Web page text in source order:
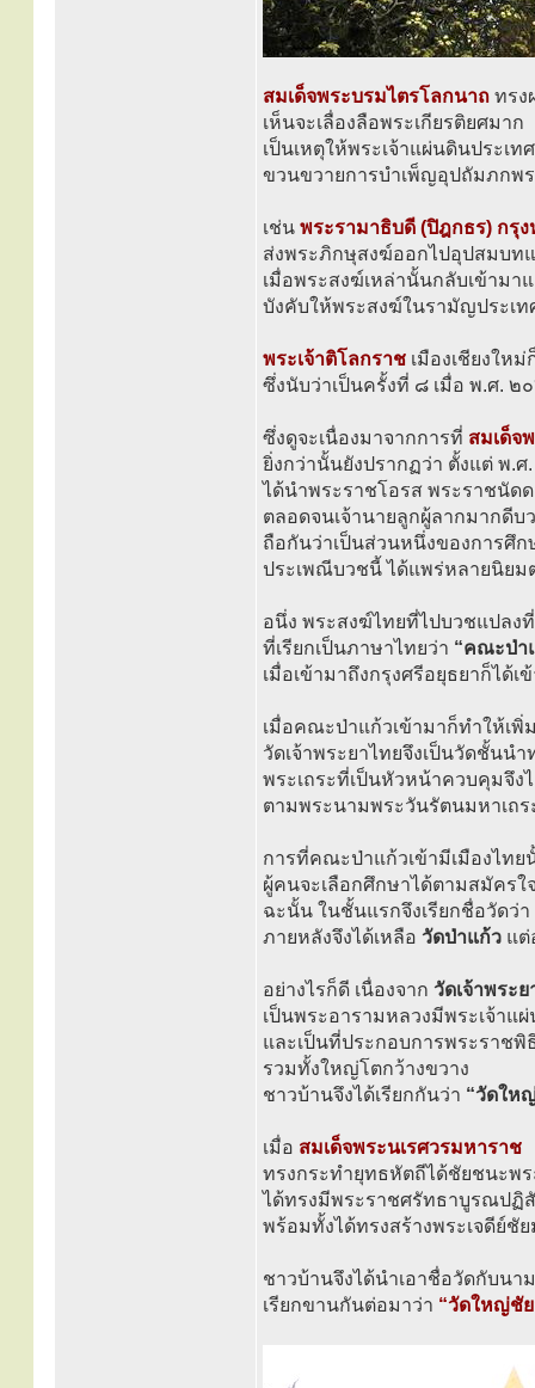
สมเด็จพระบรมไตรโลกนาถ ทรง
เห็นจะเลื่องลือพระเกียรติยศมาก
เป็นเหตุให้พระเจ้าแผ่นดินประเท
ขวนขวายการบำเพ็ญอุปถัมภกพร
เช่น พระรามาธิบดี (ปิฎกธร) กรุง
ส่งพระภิกษุสงฆ์ออกไปอุปสมบท
เมื่อพระสงฆ์เหล่านั้นกลับเข้ามา
บังคับให้พระสงฆ์ในรามัญประเ
พระเจ้าติโลกราช เมืองเชียงให
ซึ่งนับว่าเป็นครั้งที่ ๘ เมื่อ พ.ศ. ๒
ซึ่งดูจะเนื่องมาจากการที่ สมเด็จ
ยิ่งกว่านั้นยังปรากฏว่า ตั้งแต่ พ.
ได้นำพระราชโอรส พระราชนัด
ตลอดจนเจ้านายลูกผู้ลากมากดี
ถือกันว่าเป็นส่วนหนึ่งของการศึก
ประเพณีบวชนี้ ได้แพร่หลายนิย
อนึ่ง พระสงฆ์ไทยที่ไปบวชแปลง
ที่เรียกเป็นภาษาไทยว่า “คณะป่า
เมื่อเข้ามาถึงกรุงศรีอยุธยาก็ได้
เมื่อคณะป่าแก้วเข้ามาก็ทำให้เ
วัดเจ้าพระยาไทยจึงเป็นวัดชั้นน
พระเถระที่เป็นหัวหน้าควบคุมจึง
ตามพระนามพระวันรัตนมหาเถร
การที่คณะป่าแก้วเข้ามีเมืองไท
ผู้คนจะเลือกศึกษาได้ตามสมัคร
ฉะนั้น ในชั้นแรกจึงเรียกชื่อวัดว่า
ภายหลังจึงได้เหลือ วัดป่าแก้ว แต่
อย่างไรก็ดี เนื่องจาก วัดเจ้าพระย
เป็นพระอารามหลวงมีพระเจ้าแ
และเป็นที่ประกอบการพระราชพิ
รวมทั้งใหญ่โตกว้างขวาง
ชาวบ้านจึงได้เรียกกันว่า “วัดให
เมื่อ สมเด็จพระนเรศวรมหาราช
ทรงกระทำยุทธหัตถีได้ชัยชนะพ
ได้ทรงมีพระราชศรัทธาบูรณป
พร้อมทั้งได้ทรงสร้างพระเจดีย์ชั
ชาวบ้านจึงได้นำเอาชื่อวัดกับนา
เรียกขานกันต่อมาว่า “วัดใหญ่ชั